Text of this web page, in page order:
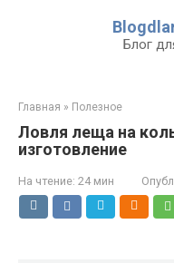
Блог
Главная » Полезное
Ловля леща на
изготовление
На чтение: 24 мин